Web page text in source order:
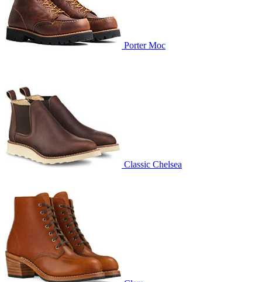
Porter Moc
Classic Chelsea